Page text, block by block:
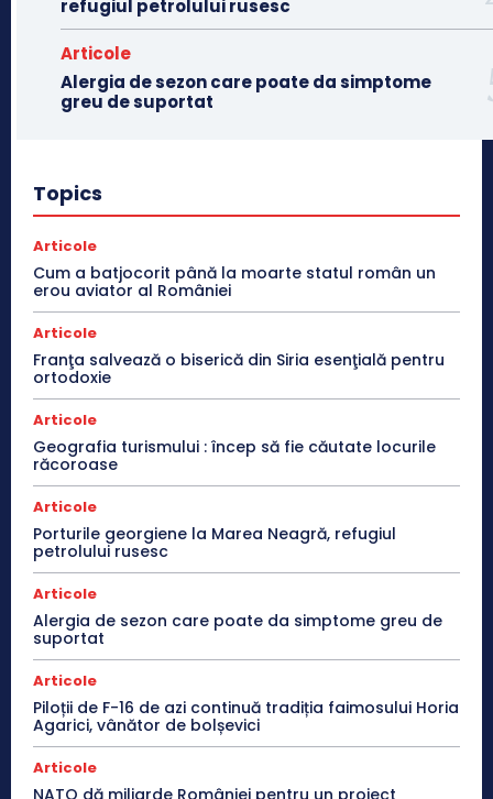
refugiul petrolului rusesc
Articole
Alergia de sezon care poate da simptome
greu de suportat
Topics
Articole
Cum a batjocorit până la moarte statul român un
erou aviator al României
Articole
Franţa salvează o biserică din Siria esenţială pentru
ortodoxie
Articole
Geografia turismului : încep să fie căutate locurile
răcoroase
Articole
Porturile georgiene la Marea Neagră, refugiul
petrolului rusesc
Articole
Alergia de sezon care poate da simptome greu de
suportat
Articole
Piloții de F-16 de azi continuă tradiția faimosului Horia
Agarici, vânător de bolșevici
Articole
NATO dă miliarde României pentru un proiect